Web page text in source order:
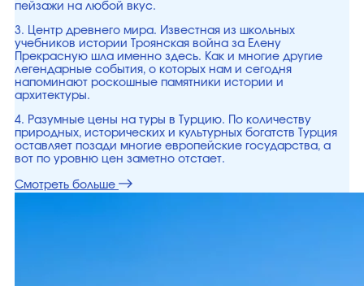
пейзажи на любой вкус.
3. Центр древнего мира. Известная из школьных
учебников истории Троянская война за Елену
Прекрасную шла именно здесь. Как и многие другие
легендарные события, о которых нам и сегодня
напоминают роскошные памятники истории и
архитектуры.
4. Разумные цены на туры в Турцию. По количеству
природных, исторических и культурных богатств Турция
оставляет позади многие европейские государства, а
вот по уровню цен заметно отстает.
Смотреть больше